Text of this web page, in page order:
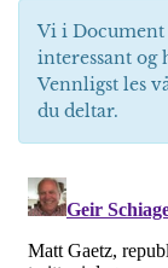
Vi i Document
interessant og
Vennligst les
du deltar.